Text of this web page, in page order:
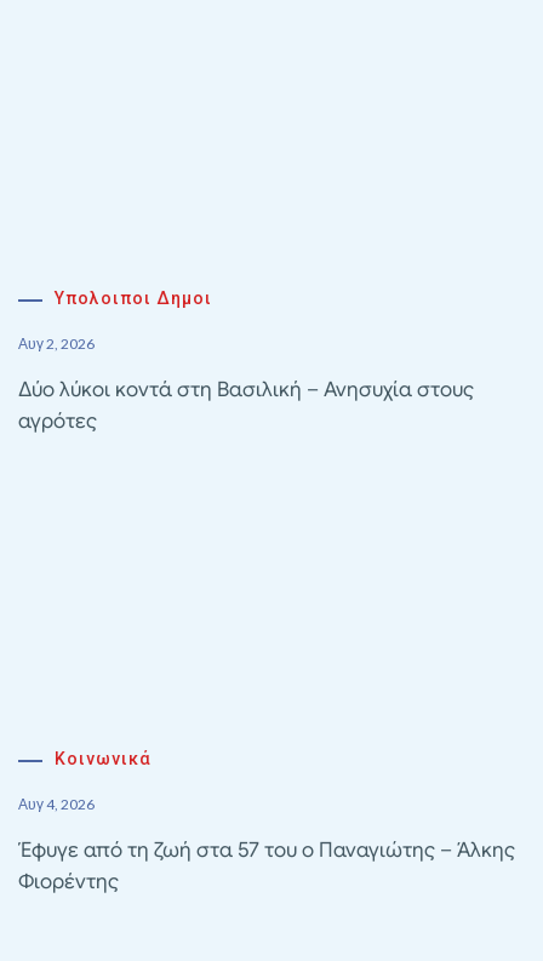
Υπολοιποι Δημοι
Αυγ 2, 2026
Δύο λύκοι κοντά στη Βασιλική – Ανησυχία στους
αγρότες
Κοινωνικά
Αυγ 4, 2026
Έφυγε από τη ζωή στα 57 του ο Παναγιώτης – Άλκης
Φιορέντης